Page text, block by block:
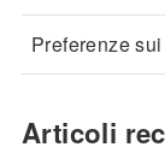
Preferenze
Articoli